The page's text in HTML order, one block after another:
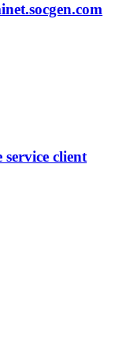
service client